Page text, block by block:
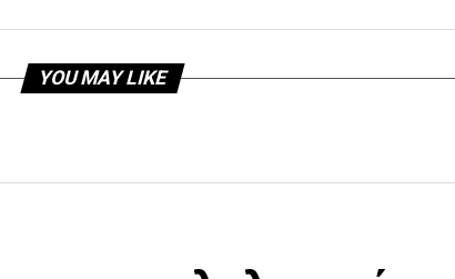
YOU MAY LIKE